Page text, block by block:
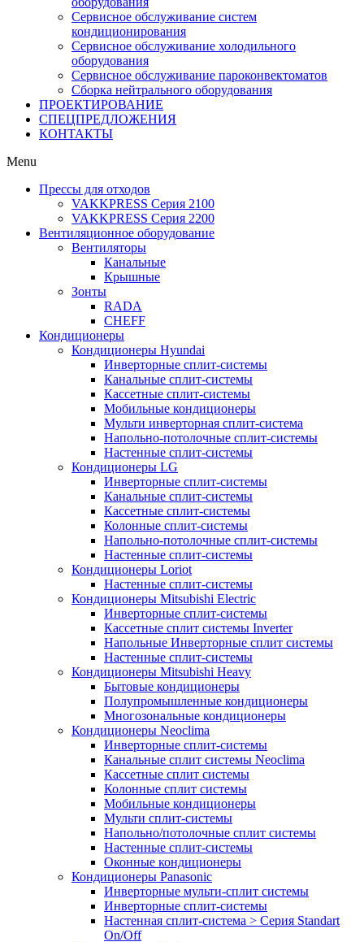
Cервисное обслуживание систем
кондиционирования
Cервисное обслуживание холодильного
оборудования
Сервисное обслуживание пароконвектоматов
Сборка нейтрального оборудования
ПРОЕКТИРОВАНИЕ
СПЕЦПРЕДЛОЖЕНИЯ
КОНТАКТЫ
Menu
Прессы для отходов
VAKKPRESS Серия 2100
VAKKPRESS Серия 2200
Вентиляционное оборудование
Вентиляторы
Канальные
Крышные
Зонты
RADA
CHEFF
Кондиционеры
Кондиционеры Hyundai
Инверторные сплит-системы
Канальные сплит-системы
Кассетные сплит-системы
Мобильные кондиционеры
Мульти инверторная сплит-система
Напольно-потолочные сплит-системы
Настенные сплит-системы
Кондиционеры LG
Инверторные сплит-системы
Канальные сплит-системы
Кассетные сплит-системы
Колонные сплит-системы
Напольно-потолочные сплит-системы
Настенные сплит-системы
Кондиционеры Loriot
Настенные сплит-системы
Кондиционеры Mitsubishi Electric
Инверторные сплит-системы
Кассетные сплит системы Inverter
Напольные Инверторные сплит системы
Настенные сплит-системы
Кондиционеры Mitsubishi Heavy
Бытовые кондиционеры
Полупромышленные кондиционеры
Многозональные кондиционеры
Кондиционеры Neoclima
Инверторные сплит-системы
Канальные сплит системы Neoclima
Кассетные сплит системы
Колонные сплит системы
Мобильные кондиционеры
Мульти сплит-системы
Напольно/потолочные сплит системы
Настенные сплит-системы
Оконные кондиционеры
Кондиционеры Panasonic
Инверторные мульти-сплит системы
Инверторные сплит-системы
Настенная сплит-система > Серия Standart
On/Off